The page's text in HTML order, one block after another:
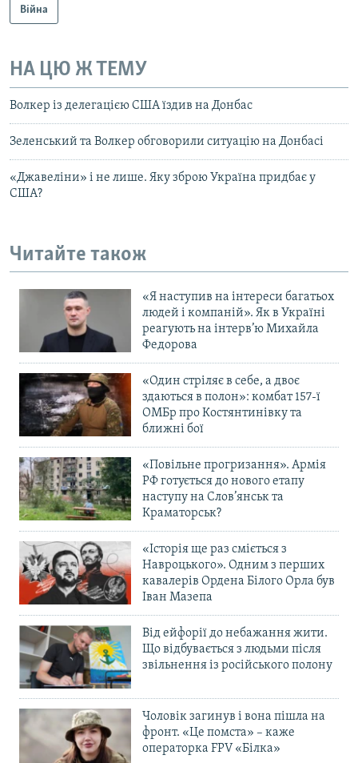
Війна
НА ЦЮ Ж ТЕМУ
Волкер із делегацією США їздив на Донбас
Зеленський та Волкер обговорили ситуацію на Донбасі
«Джавеліни» і не лише. Яку зброю Україна придбає у
CША?
Читайте також
«Я наступив на інтереси багатьох
людей і компаній». Як в Україні
реагують на інтерв’ю Михайла
Федорова
«Один стріляє в себе, а двоє
здаються в полон»: комбат 157-ї
ОМБр про Костянтинівку та
ближні бої
«Повільне прогризання». Армія
РФ готується до нового етапу
наступу на Слов’янськ та
Краматорськ?
«Історія ще раз сміється з
Навроцького». Одним з перших
кавалерів Ордена Білого Орла був
Іван Мазепа
Від ейфорії до небажання жити.
Що відбувається з людьми після
звільнення із російського полону
Чоловік загинув і вона пішла на
фронт. «Це помста» – каже
операторка FPV «Білка»